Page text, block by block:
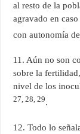
al resto de la
agravado en
con autonomía
11. Aún no son
sobre la
nivel de los
27, 28, 29.
12. Todo lo